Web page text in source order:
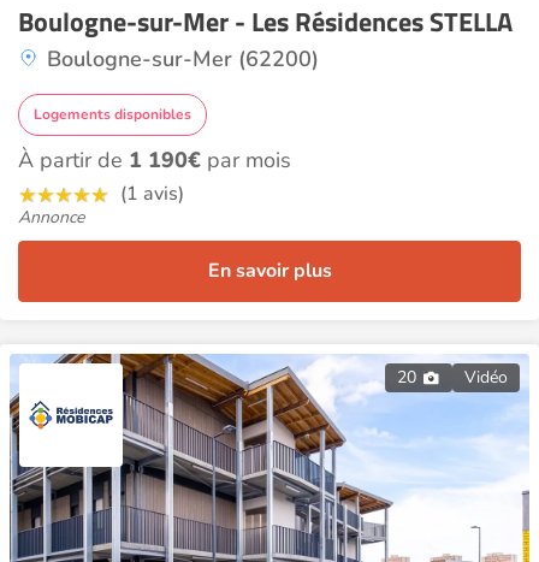
Boulogne-sur-Mer - Les Résidences STELLA
Boulogne-sur-Mer (62200)
Logements disponibles
À partir de 1 190€ par mois
(1 avis)
Annonce
En savoir plus
20 Vidéo